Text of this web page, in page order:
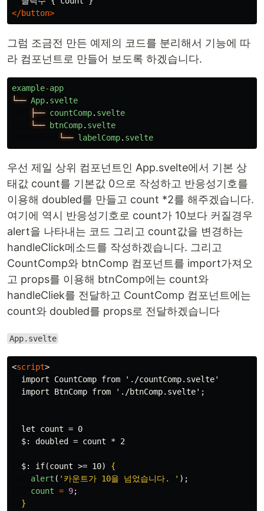
</button>
그럼 조금전 만든 예제의 코드를 분리해서 기능에 따
라 컴포넌트로 만들어 보도록 하겠습니다.
example-app
└── App. svelte
├── countComp. svelte
└──
btnComp. svelte
└── labelComp. svelte
우선 제일 상위 컴포넌트인 App.svelte에서 기본 상
태값 count를 기본값 0으로 작성하고 반응성기호를
이용해 doubled를 만들고 count *2를 해주겠습니다.
여기에 역시 반응성기호로 count가 10보다 커질경우
alert을 나타내는 코드 그리고 count값을 변경하는
handleClick메소드를 작성하겠습니다. 그리고
CountComp와 btnComp 컴포넌트를 import가져오
고 props를 이용해 btnComp에는 count와
handleCliek를 전달하고 CountComp 컴포넌트에는
count와 doubled를 props로 전달하겠습니다
App.svelte
<script>
  import CountComp from './countComp.svelte'
  import BtnComp from './btnComp.svelte';
  let count = 0
  $: doubled = count * 2
  $: if(count >= 10)
{
alert ( ' 카운트가 10을 넘었습니다. ' );
count = 9;
}